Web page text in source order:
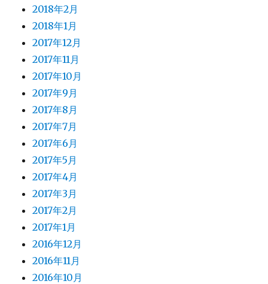
2018年2月
2018年1月
2017年12月
2017年11月
2017年10月
2017年9月
2017年8月
2017年7月
2017年6月
2017年5月
2017年4月
2017年3月
2017年2月
2017年1月
2016年12月
2016年11月
2016年10月